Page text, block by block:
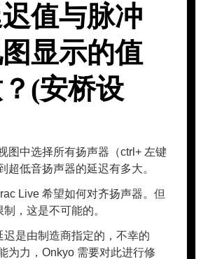
值与脉冲
显示的值
(安桥设
图中选择所有扬声器（ctrl+ 左键
超低音扬声器的延迟有多大。
Live 希望如何对齐扬声器。但
，这是不可能的。
迟是由制造商指定的，不幸的
为力，Onkyo 需要对此进行修